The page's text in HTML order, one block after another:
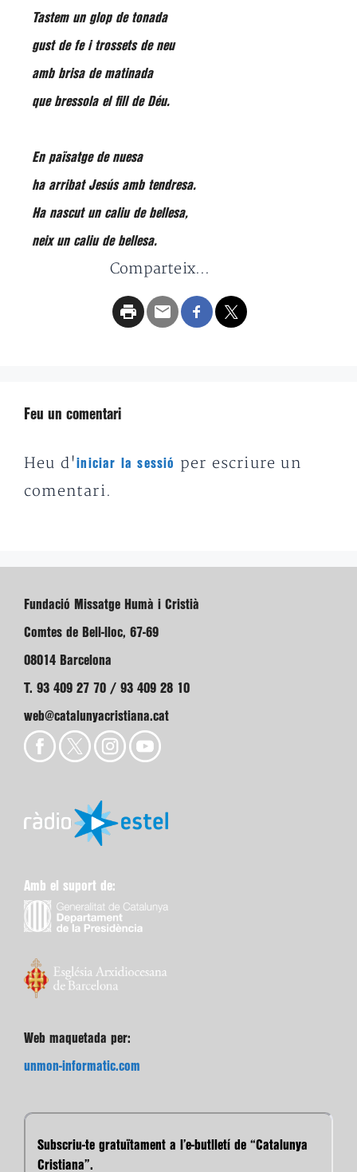
Tastem un glop de tonada
gust de fe i trossets de neu
amb brisa de matinada
que bressola el fill de Déu.
En païsatge de nuesa
ha arribat Jesús amb tendresa.
Ha nascut un caliu de bellesa,
neix un caliu de bellesa.
Comparteix...
Feu un comentari
Heu d'iniciar la sessió
per escriure un
comentari.
Fundació Missatge Humà i Cristià
Comtes de Bell-lloc, 67-69
08014 Barcelona
T. 93 409 27 70 / 93 409 28 10
web@catalunyacristiana.cat
Amb el suport de:
Web maquetada per:
unmon-informatic.com
Subscriu-te gratuïtament a l’e-butlletí de “Catalunya
Cristiana”.